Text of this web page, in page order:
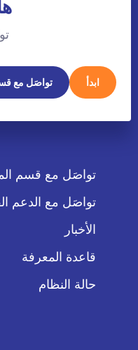
ابدأ تواصَل مع
تواصَل مع قسم
تواصَل مع الدعم
الأخبار
قاعدة المعرفة
حالة النظام